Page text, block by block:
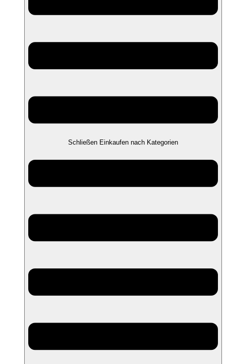
Schließen Einkaufen nach Kategorien